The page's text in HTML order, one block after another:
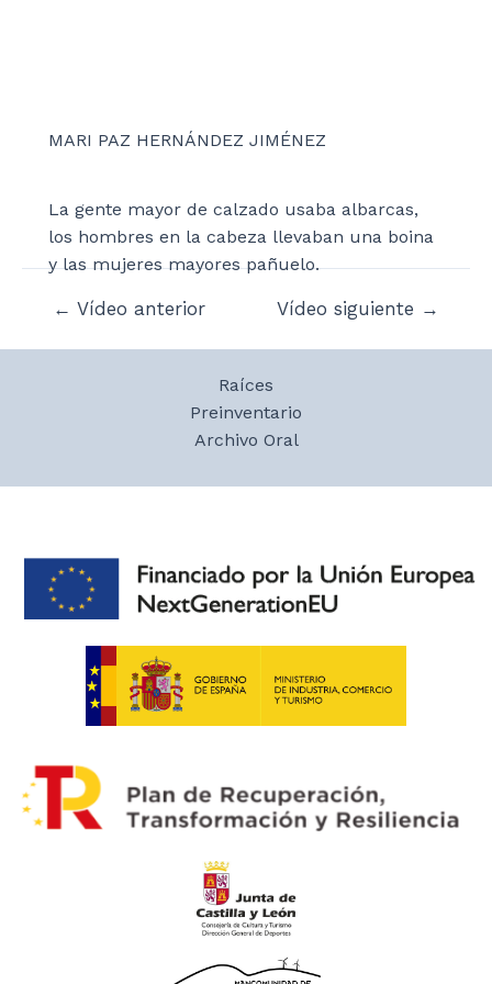
MARI PAZ HERNÁNDEZ JIMÉNEZ
La gente mayor de calzado usaba albarcas,
los hombres en la cabeza llevaban una boina
y las mujeres mayores pañuelo.
Navegación
← Vídeo anterior Vídeo siguiente →
Raíces
Preinventario
Archivo Oral